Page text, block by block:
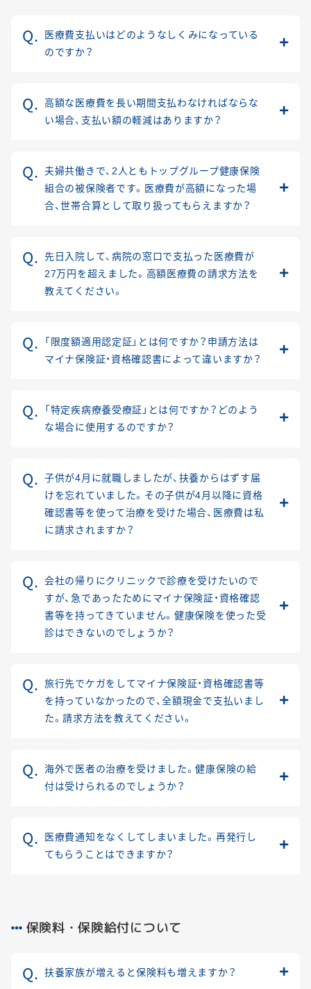
医療費支払いはどのようなしくみになっている
のですか？
高額な医療費を長い期間支払わなければならな
い場合、支払い額の軽減はありますか？
夫婦共働きで、2人ともトップグループ健康保険
組合の被保険者です。医療費が高額になった場
合、世帯合算として取り扱ってもらえますか？
先日入院して、病院の窓口で支払った医療費が
27万円を超えました。高額医療費の請求方法を
教えてください。
「限度額適用認定証」とは何ですか？申請方法は
マイナ保険証・資格確認書によって違いますか？
「特定疾病療養受療証」とは何ですか？どのよう
な場合に使用するのですか？
子供が4月に就職しましたが、扶養からはずす届
けを忘れていました。その子供が4月以降に資格
確認書等を使って治療を受けた場合、医療費は私
に請求されますか？
会社の帰りにクリニックで診療を受けたいので
すが、急であったためにマイナ保険証・資格確認
書等を持ってきていません。健康保険を使った受
診はできないのでしょうか？
旅行先でケガをしてマイナ保険証・資格確認書等
を持っていなかったので、全額現金で支払いまし
た。請求方法を教えてください。
海外で医者の治療を受けました。健康保険の給
付は受けられるのでしょうか？
医療費通知をなくしてしまいました。再発行し
てもらうことはできますか？
保険料・保険給付について
扶養家族が増えると保険料も増えますか？